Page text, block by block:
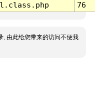
76
, 由此给您带来的访问不便我